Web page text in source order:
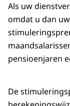
Als uw
omdat u dan
pensioenjaren
De